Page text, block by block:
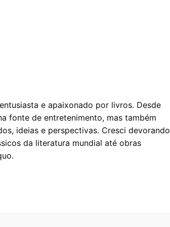
e apaixonado por livros. Desde
fonte de entretenimento, mas também
ideias e perspectivas. Cresci devorando
da literatura mundial até obras